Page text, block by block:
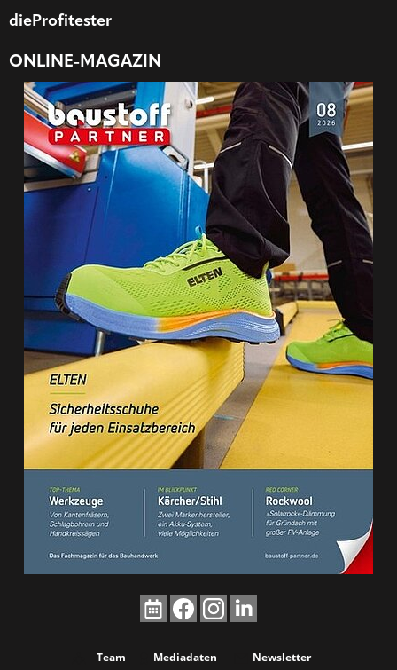
dieProfitester
ONLINE-MAGAZIN
Team Mediadaten Newsletter